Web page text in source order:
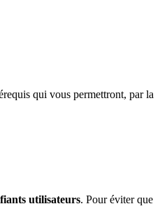
qui vous permettront, par la
utilisateurs. Pour éviter que